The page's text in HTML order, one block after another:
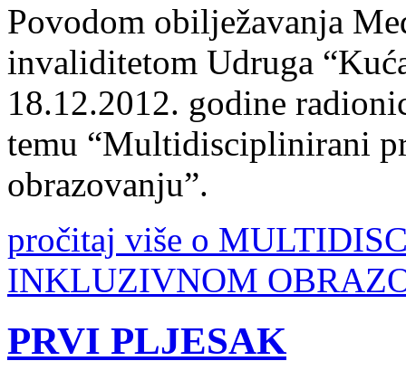
Povodom obilježavanja
invaliditetom Udruga
18.12.2012. godine
temu “Multidisciplinirani
obrazovanju”.
pročitaj više o
INKLUZIVNOM
PRVI PLJESAK